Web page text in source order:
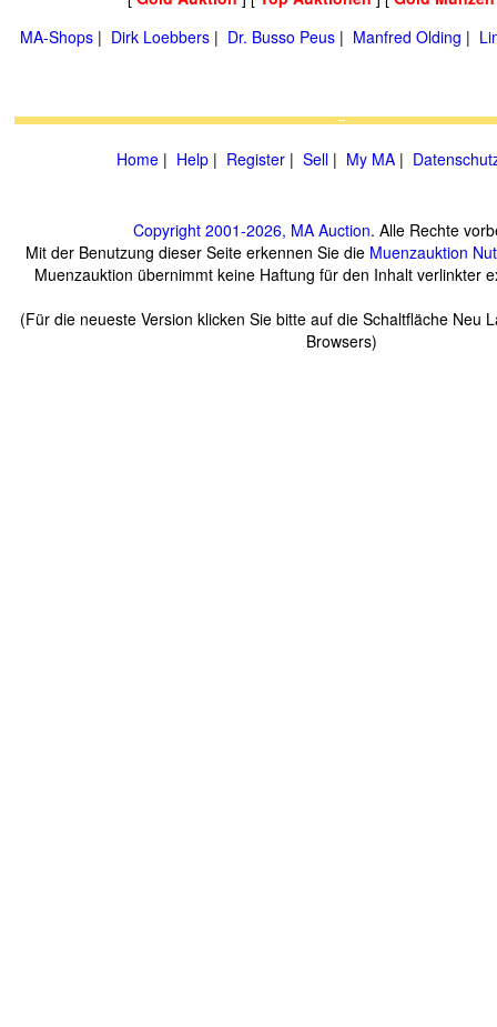
MA-Shops | Dirk Loebbers | Dr. Busso Peus | Manfred Olding |
Home | Help | Register | Sell | My MA |
Copyright 2001-2026, MA Auction. Alle Rechte
Mit der Benutzung dieser Seite erkennen Sie die Muenzauktion
Muenzauktion übernimmt keine Haftung für den Inhalt verlinkter
(Für die neueste Version klicken Sie bitte auf die Schaltfläche Neu
Browsers)